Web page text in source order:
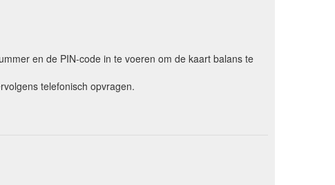
en de PIN-code in te voeren om de kaart balans te
telefonisch opvragen.